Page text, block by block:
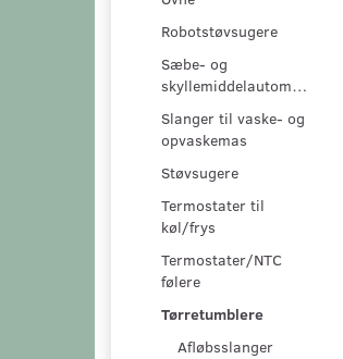
Robotstøvsugere
Sæbe- og
skyllemiddelautomater
Slanger til vaske- og
opvaskemas
Støvsugere
Termostater til
køl/frys
Termostater/NTC
følere
Tørretumblere
Afløbsslanger